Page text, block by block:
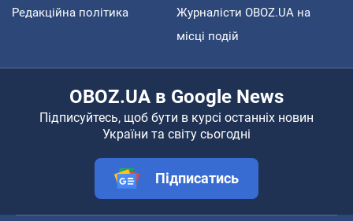
Редакційна політика
Журналісти OBOZ.UA на
місці подій
OBOZ.UA в Google News
Підписуйтесь, щоб бути в курсі останніх новин
України та світу сьогодні
Підписатись